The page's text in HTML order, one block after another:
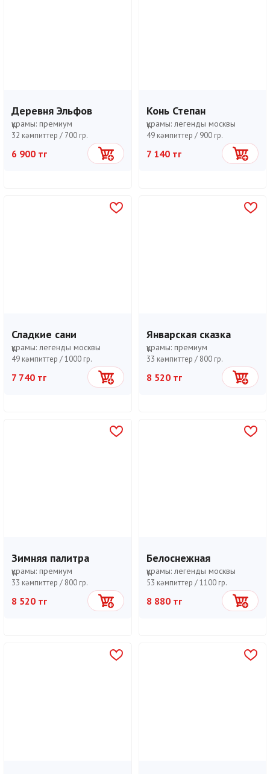
Деревня Эльфов
құрамы: премиум
32 кәмпиттер / 700 гр.
6 900 тг Себетке
Конь Степан
құрамы: легенды москвы
49 кәмпиттер / 900 гр.
7 140 тг Себетке
Сладкие сани
құрамы: легенды москвы
49 кәмпиттер /1000 гр.
7 740 тг Себетке
Январская сказка
құрамы: премиум
33 кәмпиттер / 800 гр.
8 520 тг Себетке
Зимняя палитра
құрамы: премиум
33 кәмпиттер / 800 гр.
8 520 тг Себетке
Белоснежная
құрамы: легенды москвы
53 кәмпиттер /1100 гр.
8 880 тг Себетке